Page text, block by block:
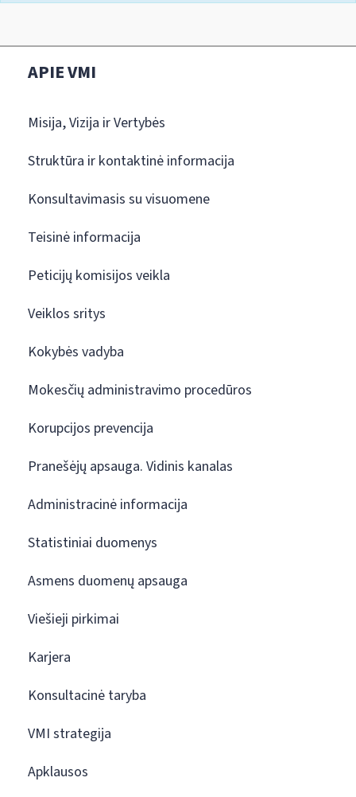
APIE VMI
Misija, Vizija ir Vertybės
Struktūra ir kontaktinė informacija
Konsultavimasis su visuomene
Teisinė informacija
Peticijų komisijos veikla
Veiklos sritys
Kokybės vadyba
Mokesčių administravimo procedūros
Korupcijos prevencija
Pranešėjų apsauga. Vidinis kanalas
Administracinė informacija
Statistiniai duomenys
Asmens duomenų apsauga
Viešieji pirkimai
Karjera
Konsultacinė taryba
VMI strategija
Apklausos